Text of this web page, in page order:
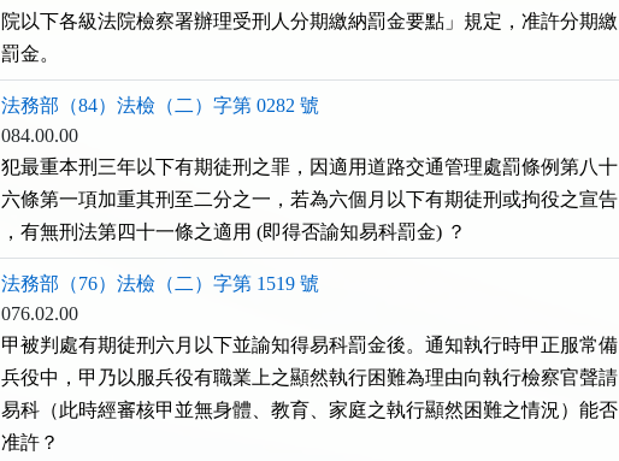
院以下各級法院檢察署辦理受刑人分期繳納罰金要點」規定，准許分期繳
罰金。
法務部（84）法檢（二）字第 0282 號
084.00.00
犯最重本刑三年以下有期徒刑之罪，因適用道路交通管理處罰條例第八十
六條第一項加重其刑至二分之一，若為六個月以下有期徒刑或拘役之宣告
，有無刑法第四十一條之適用 (即得否諭知易科罰金) ？
法務部（76）法檢（二）字第 1519 號
076.02.00
甲被判處有期徒刑六月以下並諭知得易科罰金後。通知執行時甲正服常備
兵役中，甲乃以服兵役有職業上之顯然執行困難為理由向執行檢察官聲請
易科（此時經審核甲並無身體、教育、家庭之執行顯然困難之情況）能否
准許？